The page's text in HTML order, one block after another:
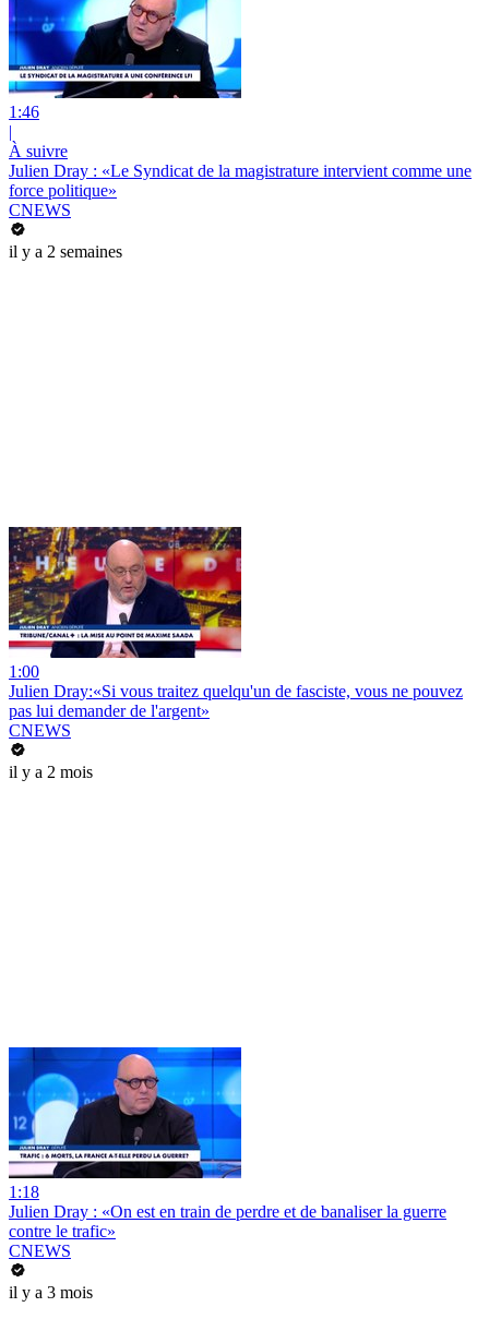
1:46
|
À suivre
Julien Dray : «Le Syndicat de la magistrature intervient comme une
force politique»
CNEWS
il y a 2 semaines
1:00
Julien Dray:«Si vous traitez quelqu'un de fasciste, vous ne pouvez
pas lui demander de l'argent»
CNEWS
il y a 2 mois
1:18
Julien Dray : «On est en train de perdre et de banaliser la guerre
contre le trafic»
CNEWS
il y a 3 mois